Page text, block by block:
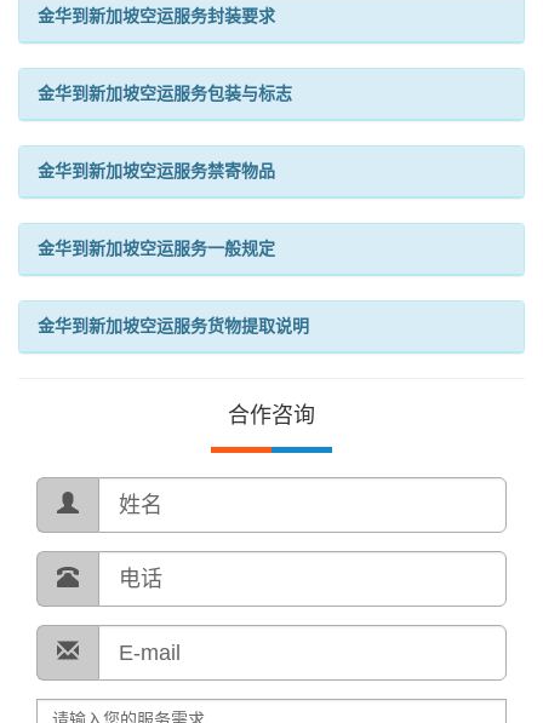
金华到新加坡空运服务封装要求
金华到新加坡空运服务包装与标志
金华到新加坡空运服务禁寄物品
金华到新加坡空运服务一般规定
金华到新加坡空运服务货物提取说明
合作咨询